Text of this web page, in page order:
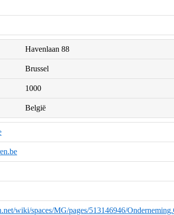
Havenlaan 88
Brussel
1000
België
wiki/spaces/MG/pages/513146946/